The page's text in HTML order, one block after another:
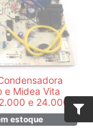
e Midea Vita
e 24.000
estoque